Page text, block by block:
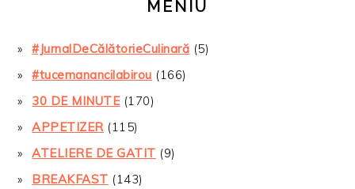
MENIU
#JurnalDeCălătorieCulinară (5)
#tucemanancilabirou (166)
30 DE MINUTE(170)
APPETIZER(115)
ATELIERE DE GATIT (9)
BREAKFAST (143)